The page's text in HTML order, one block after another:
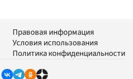
Правовая информация
Условия использования
Политика конфиденциальности